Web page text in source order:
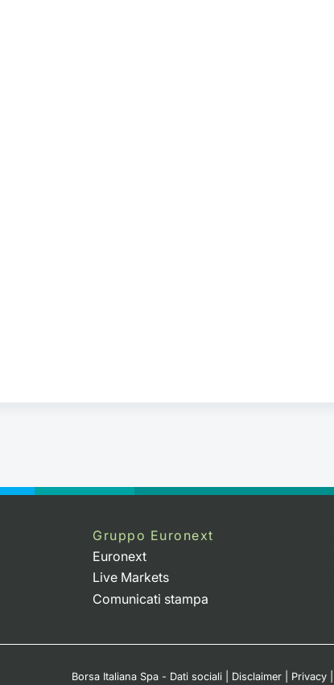
Gruppo Euronext
Euronext
Live Markets
Comunicati stampa
Borsa Italiana Spa - Dati sociali Disclaimer Privacy